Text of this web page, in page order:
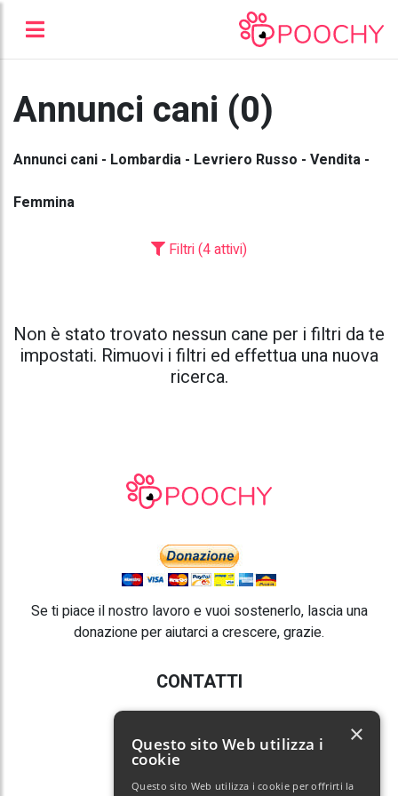
Annunci cani (0)
Annunci cani - Lombardia - Levriero Russo - Vendita -
Femmina
Filtri (4 attivi)
Non è stato trovato nessun cane per i filtri da te
impostati. Rimuovi i filtri ed effettua una nuova
ricerca.
Se ti piace il nostro lavoro e vuoi sostenerlo, lascia una
donazione per aiutarci a crescere, grazie.
CONTATTI
E-mail:info@poochy.it
Questo sito Web utilizza i
cookie
Questo sito Web utilizza i cookie per offrirti la
×